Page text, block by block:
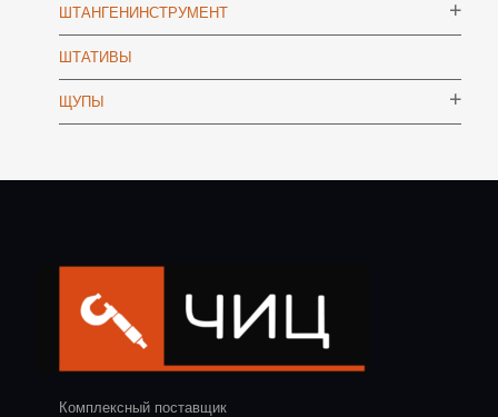
ШТАНГЕНИНСТРУМЕНТ
ШТАТИВЫ
ЩУПЫ
Комплексный поставщик